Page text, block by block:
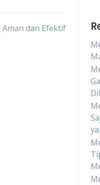
dan Efektif